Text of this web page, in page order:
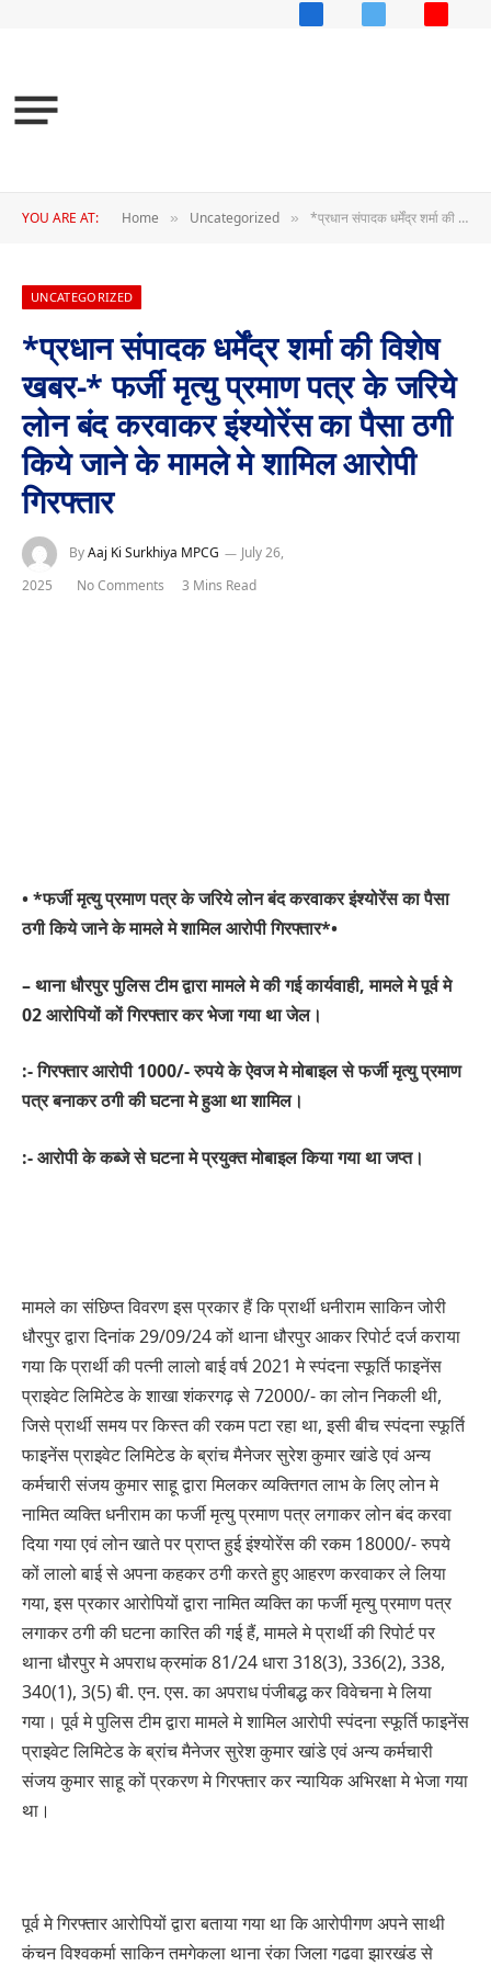
FacebookX
YOU ARE AT: Home » Uncategorized » *प्रधान संपादक धर्मेंद्र शर्मा की विशेष खबर-* फर्जी मृत्यु प्रमाण पत्र के जरिये लोन बंद करवाकर इंश्योरेंस का पैसा ठगी किये जाने के मामले मे शामिल आरोपी गिरफ्तार
UNCATEGORIZED
*प्रधान संपादक धर्मेंद्र शर्मा की विशेष
खबर-* फर्जी मृत्यु प्रमाण पत्र के जरिये
लोन बंद करवाकर इंश्योरेंस का पैसा ठगी
किये जाने के मामले मे शामिल आरोपी
गिरफ्तार
ByAaj Ki Surkhiya MPCG
July 26,
2025
No Comments 3 Mins Read
• *फर्जी मृत्यु प्रमाण पत्र के जरिये लोन बंद करवाकर इंश्योरेंस का पैसा
ठगी किये जाने के मामले मे शामिल आरोपी गिरफ्तार*•
– थाना धौरपुर पुलिस टीम द्वारा मामले मे की गई कार्यवाही, मामले मे पूर्व मे
02 आरोपियों कों गिरफ्तार कर भेजा गया था जेल।
:- गिरफ्तार आरोपी 1000/- रुपये के ऐवज मे मोबाइल से फर्जी मृत्यु प्रमाण
पत्र बनाकर ठगी की घटना मे हुआ था शामिल।
:- आरोपी के कब्जे से घटना मे प्रयुक्त मोबाइल किया गया था जप्त।
मामले का संछिप्त विवरण इस प्रकार हैं कि प्रार्थी धनीराम साकिन जोरी
धौरपुर द्वारा दिनांक 29/09/24 कों थाना धौरपुर आकर रिपोर्ट दर्ज कराया
गया कि प्रार्थी की पत्नी लालो बाई वर्ष 2021 मे स्पंदना स्फूर्ति फाइनेंस
प्राइवेट लिमिटेड के शाखा शंकरगढ़ से 72000/- का लोन निकली थी,
जिसे प्रार्थी समय पर किस्त की रकम पटा रहा था, इसी बीच स्पंदना स्फूर्ति
फाइनेंस प्राइवेट लिमिटेड के ब्रांच मैनेजर सुरेश कुमार खांडे एवं अन्य
कर्मचारी संजय कुमार साहू द्वारा मिलकर व्यक्तिगत लाभ के लिए लोन मे
नामित व्यक्ति धनीराम का फर्जी मृत्यु प्रमाण पत्र लगाकर लोन बंद करवा
दिया गया एवं लोन खाते पर प्राप्त हुई इंश्योरेंस की रकम 18000/- रुपये
कों लालो बाई से अपना कहकर ठगी करते हुए आहरण करवाकर ले लिया
गया, इस प्रकार आरोपियों द्वारा नामित व्यक्ति का फर्जी मृत्यु प्रमाण पत्र
लगाकर ठगी की घटना कारित की गई हैं, मामले मे प्रार्थी की रिपोर्ट पर
थाना धौरपुर मे अपराध क्रमांक 81/24 धारा 318(3), 336(2), 338,
340(1), 3(5) बी. एन. एस. का अपराध पंजीबद्ध कर विवेचना मे लिया
गया। पूर्व मे पुलिस टीम द्वारा मामले मे शामिल आरोपी स्पंदना स्फूर्ति फाइनेंस
प्राइवेट लिमिटेड के ब्रांच मैनेजर सुरेश कुमार खांडे एवं अन्य कर्मचारी
संजय कुमार साहू कों प्रकरण मे गिरफ्तार कर न्यायिक अभिरक्षा मे भेजा गया
था।
पूर्व मे गिरफ्तार आरोपियों द्वारा बताया गया था कि आरोपीगण अपने साथी
कंचन विश्वकर्मा साकिन तमगेकला थाना रंका जिला गढवा झारखंड से